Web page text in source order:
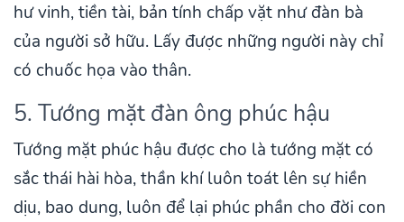
hư vinh, tiền tài, bản tính chấp vặt như đàn bà
của người sở hữu. Lấy được những người này chỉ
có chuốc họa vào thân.
5. Tướng mặt đàn ông phúc hậu
Tướng mặt phúc hậu được cho là tướng mặt có
sắc thái hài hòa, thần khí luôn toát lên sự hiền
dịu, bao dung, luôn để lại phúc phần cho đời con